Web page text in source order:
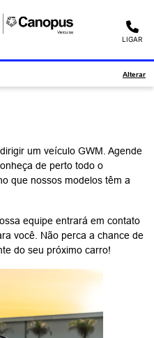
LIGAR
Alterar
um veículo GWM. Agende
de perto todo o
que nossos modelos têm a
equipe entrará em contato
você. Não perca a chance de
do seu próximo carro!